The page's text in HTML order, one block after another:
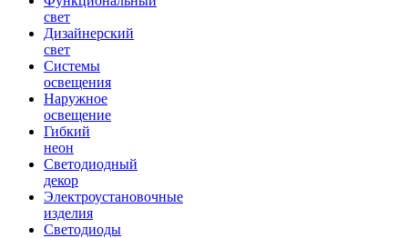
свет
Дизайнерский
свет
Системы
освещения
Наружное
освещение
Гибкий
неон
Светодиодный
декор
Электроустановочные
изделия
Светодиоды